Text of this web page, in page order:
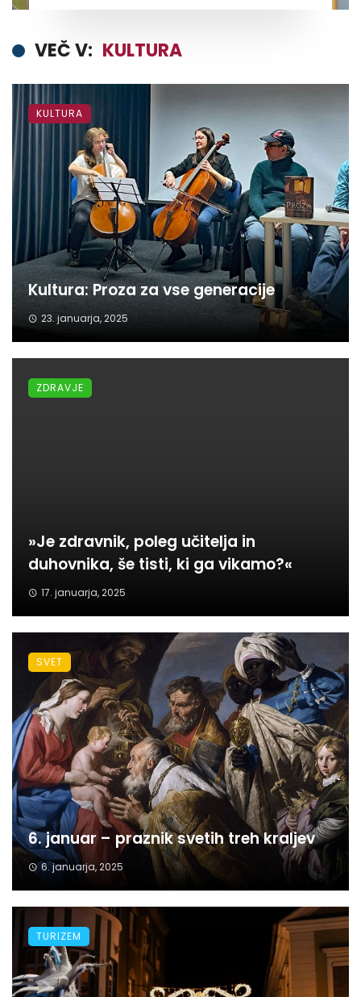
VEČ V: KULTURA
Kultura: Proza za vse generacije
23. januarja, 2025
KULTURA
»Je zdravnik, poleg učitelja in
duhovnika, še tisti, ki ga vikamo?«
17. januarja, 2025
ZDRAVJE
6. januar – praznik svetih treh kraljev
6. januarja, 2025
SVET
TURIZEM